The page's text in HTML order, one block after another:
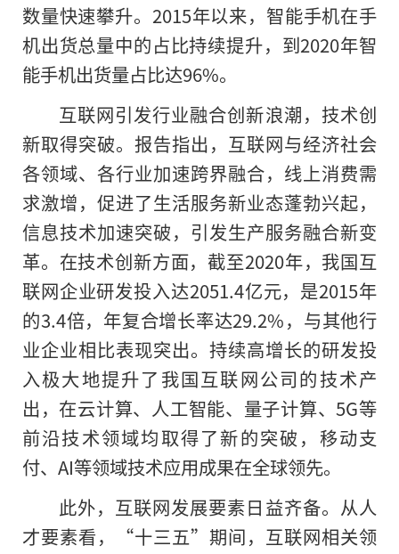
数量快速攀升。2015年以来，智能手机在手
机出货总量中的占比持续提升，到2020年智
能手机出货量占比达96%。
互联网引发行业融合创新浪潮，技术创
新取得突破。报告指出，互联网与经济社会
各领域、各行业加速跨界融合，线上消费需
求激增，促进了生活服务新业态蓬勃兴起，
信息技术加速突破，引发生产服务融合新变
革。在技术创新方面，截至2020年，我国互
联网企业研发投入达2051.4亿元，是2015年
的3.4倍，年复合增长率达29.2%，与其他行
业企业相比表现突出。持续高增长的研发投
入极大地提升了我国互联网公司的技术产
出，在云计算、人工智能、量子计算、5G等
前沿技术领域均取得了新的突破，移动支
付、AI等领域技术应用成果在全球领先。
此外，互联网发展要素日益齐备。从人
才要素看，“十三五”期间，互联网相关领